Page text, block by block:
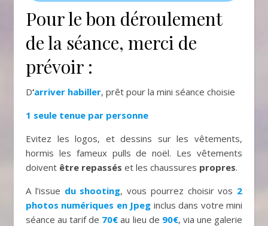
Pour le bon déroulement
de la séance, merci de
prévoir :
D‘arriver habiller, prêt pour la mini séance choisie
1 seule tenue par personne
Evitez les logos, et dessins sur les vêtements,
hormis les fameux pulls de noël. Les vêtements
doivent être repassés et les chaussures propres.
A l’issue du shooting, vous pourrez choisir vos 2
photos numériques en Jpeg inclus dans votre mini
séance au tarif de 70€ au lieu de 90€, via une galerie